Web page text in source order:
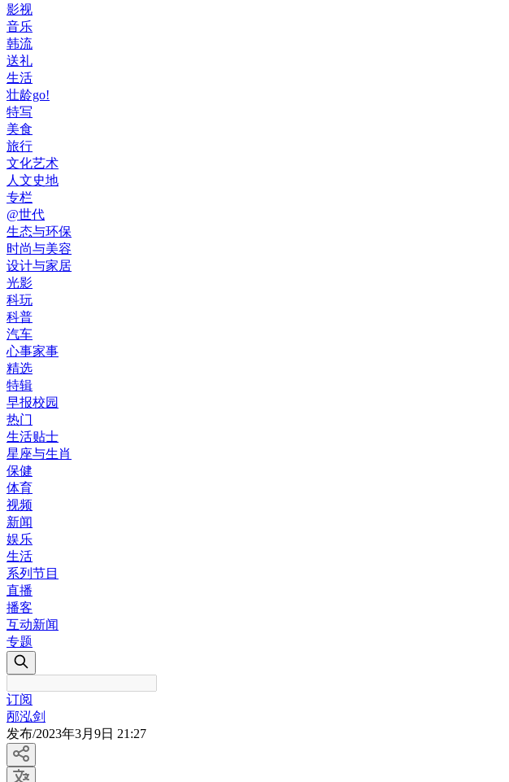
影视
音乐
韩流
送礼
生活
壮龄go!
特写
美食
旅行
文化艺术
人文史地
专栏
@世代
生态与环保
时尚与美容
设计与家居
光影
科玩
科普
汽车
心事家事
精选
特辑
早报校园
热门
生活贴士
星座与生肖
保健
体育
视频
新闻
娱乐
生活
系列节目
直播
播客
互动新闻
专题
订阅
邴泓剑
发布/2023年3月9日 21:27